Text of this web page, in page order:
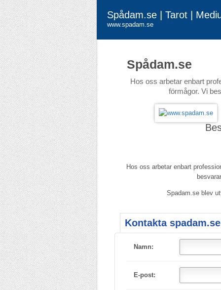
Spådam.se | Tarot |
www.spadam.se
Spådam.se
Hos oss arbetar enbart
förmågor. Vi
Hos oss arbetar enbart
Spadam.se blev
Kontakta
Namn:
E-post: